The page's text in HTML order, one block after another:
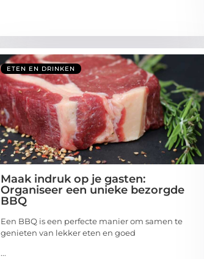
ETEN EN DRINKEN
Maak indruk op je gasten:
Organiseer een unieke bezorgde
BBQ
Een BBQ is een perfecte manier om samen te
genieten van lekker eten en goed
...